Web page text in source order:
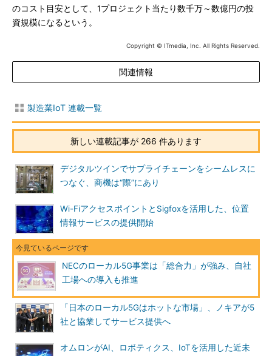
のコスト目安として、1プロジェクト当たり数千万～数億円の投
資規模になるという。
Copyright © ITmedia, Inc. All Rights Reserved.
関連情報
製造業IoT 連載一覧
新しい連載記事が 266 件あります
デジタルツインでサプライチェーンをシームレスに
つなぐ、商機は“際”にあり
Wi-FiアクセスポイントとSigfoxを活用した、位置
情報サービスの提供開始
NECのローカル5G事業は「総合力」が強み、自社
工場への導入も推進
「日本のローカル5Gはホットな市場」、ノキアが5
社と協業してサービス提供へ
オムロンがAI、ロボティクス、IoTを活用した近未